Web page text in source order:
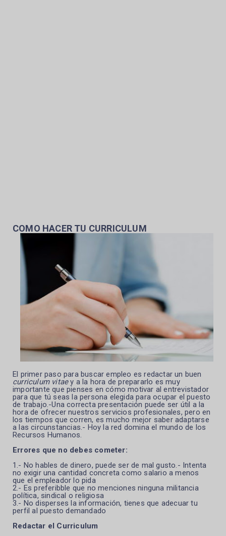
COMO HACER TU CURRICULUM
El primer paso para buscar empleo es redactar un buen
curriculum vitaey a la hora de prepararlo es muy
importante que pienses en cómo motivar al entrevistador
para que tú seas la persona elegida para ocupar el puesto
de trabajo.-Una correcta presentación puede ser útil a la
hora de ofrecer nuestros servicios profesionales, pero en
los tiempos que corren, es mucho mejor saber adaptarse
a las circunstancias.- Hoy la red domina el mundo de los
Recursos Humanos.
Errores que no debes cometer:
1.- No hables de dinero, puede ser de mal gusto.- Intenta
no exigir una cantidad concreta como salario a menos
que el empleador lo pida
2.- Es preferibble que no menciones ninguna militancia
política, sindical o religiosa
3.- No disperses la información, tienes que adecuar tu
perfil al puesto demandado
Redactar el Curriculum